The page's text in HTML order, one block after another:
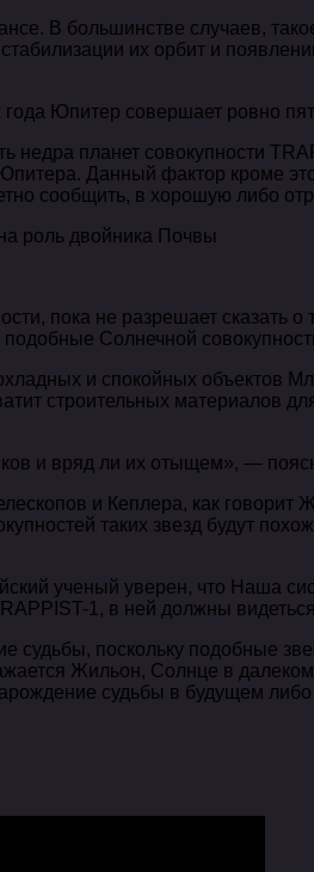
В большинстве случаев,
их орбит и
Юпитер совершает ровно
недра планет совокупности
Данный фактор кроме
сообщить, в хорошую либо
роль двойника Почвы
пока не разрешает сказать о
подобные Солнечной
и спокойных объектов
строительных материалов
и вряд ли их отыщем», —
и Кеплера, как говорит
таких звезд будут
ученый уверен, что Наша
1, в ней должны
поскольку подобные
Жильон, Солнце в
судьбы в будущем